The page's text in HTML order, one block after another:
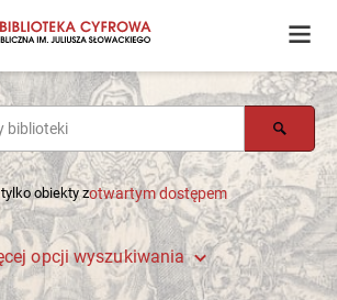
tylko obiekty zotwartym dostępem
opcji wyszukiwania